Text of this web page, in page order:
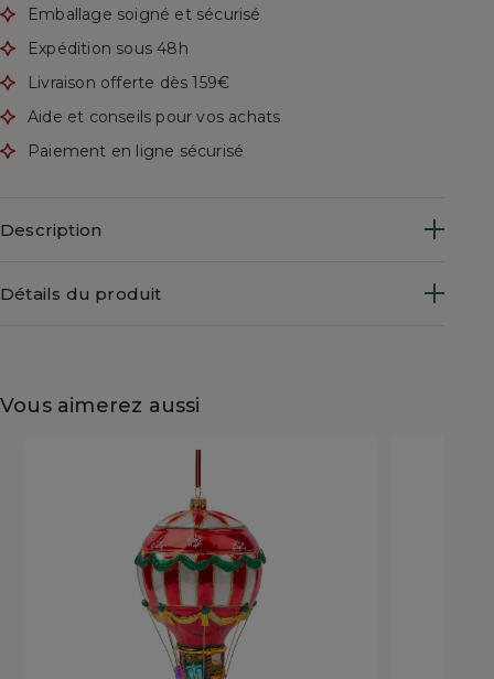
Emballage soigné et sécurisé
Expédition sous 48h
Livraison offerte dès 159€
Aide et conseils pour vos achats
Paiement en ligne sécurisé
Description
Détails du produit
Vous aimerez aussi